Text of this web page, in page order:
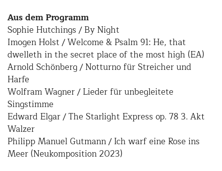
Aus dem Programm
Sophie Hutchings / By Night
Imogen Holst / Welcome & Psalm 91: He, that
dwelleth in the secret place of the most high (EA)
Arnold Schönberg / Notturno für Streicher und
Harfe
Wolfram Wagner / Lieder für unbegleitete
Singstimme
Edward Elgar / The Starlight Express op. 78 3. Akt
Walzer
Philipp Manuel Gutmann / Ich warf eine Rose ins
Meer (Neukomposition 2023)